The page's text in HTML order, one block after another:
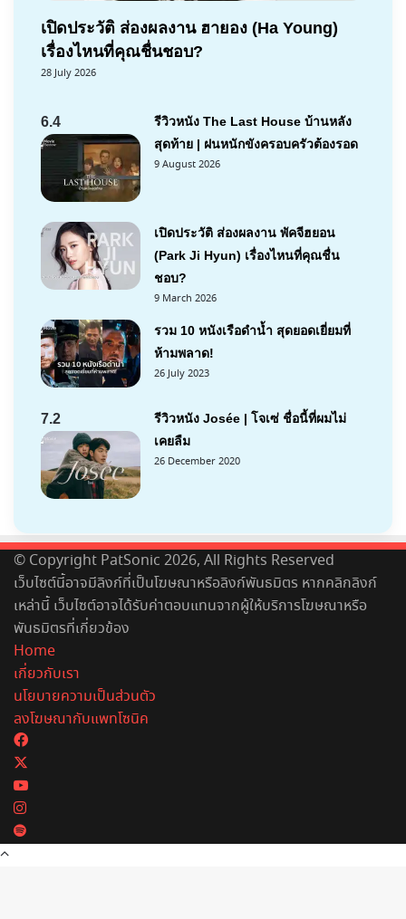
เปิดประวัติ ส่องผลงาน ฮายอง (Ha Young)
เรื่องไหนที่คุณชื่นชอบ?
28 July 2026
6.4
รีวิวหนัง The Last House บ้านหลัง
สุดท้าย | ฝนหนักขังครอบครัวต้องรอด
9 August 2026
เปิดประวัติ ส่องผลงาน พัคจีฮยอน
(Park Ji Hyun) เรื่องไหนที่คุณชื่น
ชอบ?
9 March 2026
รวม 10 หนังเรือดำน้ำ สุดยอดเยี่ยมที่
ห้ามพลาด!
26 July 2023
7.2
รีวิวหนัง Josée | โจเซ่ ชื่อนี้ที่ผมไม่
เคยลืม
26 December 2020
© Copyright PatSonic 2026, All Rights Reserved
เว็บไซต์นี้อาจมีลิงก์ที่เป็นโฆษณาหรือลิงก์พันธมิตร หากคลิกลิงก์
เหล่านี้ เว็บไซต์อาจได้รับค่าตอบแทนจากผู้ให้บริการโฆษณาหรือ
พันธมิตรที่เกี่ยวข้อง
Home
เกี่ยวกับเรา
นโยบายความเป็นส่วนตัว
ลงโฆษณากับแพทโซนิค